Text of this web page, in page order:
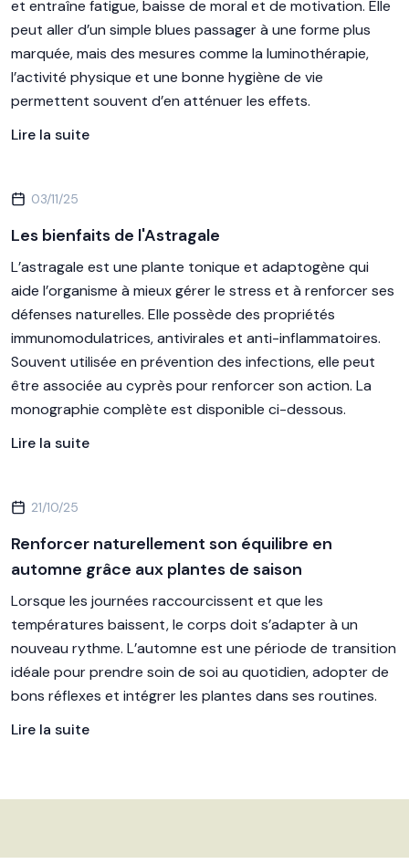
et entraîne fatigue, baisse de moral et de motivation. Elle
peut aller d’un simple blues passager à une forme plus
marquée, mais des mesures comme la luminothérapie,
l’activité physique et une bonne hygiène de vie
permettent souvent d’en atténuer les effets.
Lire la suite
03/11/25
Les bienfaits de l'Astragale
L’astragale est une plante tonique et adaptogène qui
aide l’organisme à mieux gérer le stress et à renforcer ses
défenses naturelles. Elle possède des propriétés
immunomodulatrices, antivirales et anti-inflammatoires.
Souvent utilisée en prévention des infections, elle peut
être associée au cyprès pour renforcer son action. La
monographie complète est disponible ci-dessous.
Lire la suite
21/10/25
Renforcer naturellement son équilibre en
automne grâce aux plantes de saison
Lorsque les journées raccourcissent et que les
températures baissent, le corps doit s’adapter à un
nouveau rythme. L’automne est une période de transition
idéale pour prendre soin de soi au quotidien, adopter de
bons réflexes et intégrer les plantes dans ses routines.
Lire la suite